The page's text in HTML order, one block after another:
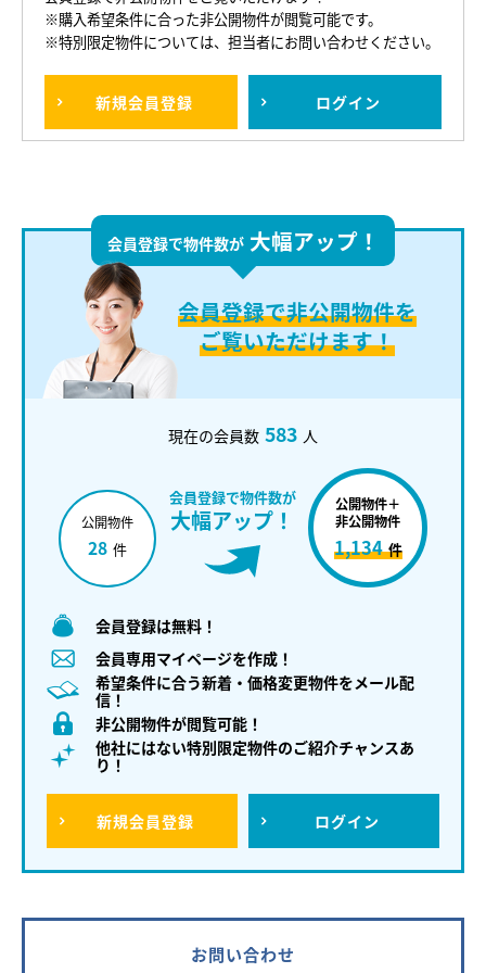
※購入希望条件に合った非公開物件が閲覧可能です。
※特別限定物件については、担当者にお問い合わせください。
新規会員登録 ログイン
会員登録で物件数が 大幅アップ！
会員登録で非公開物件を
ご覧いただけます！
現在の会員数 583 人
会員登録で物件数が
大幅アップ！
公開物件
28 件
公開物件＋
非公開物件
1,134 件
会員登録は無料！
会員専用マイページを作成！
希望条件に合う新着・価格変更物件をメール配
信！
非公開物件が閲覧可能！
他社にはない特別限定物件のご紹介チャンスあ
り！
新規会員登録 ログイン
お問い合わせ